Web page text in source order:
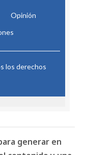
Opinión
los derechos
generar en